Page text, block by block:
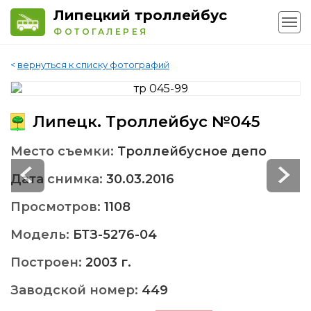
Липецкий троллейбус
ФОТОГАЛЕРЕЯ
< вернуться к списку фотографий
Липецк. Троллейбус №045
Место съемки: Троллейбусное депо
Дата снимка: 30.03.2016
Просмотров: 1108
Модель: БТЗ-5276-04
Построен: 2003 г.
Заводской номер: 449